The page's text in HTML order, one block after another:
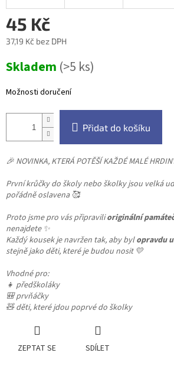
45 Kč
37,19 Kč bez DPH
cena:
Skladem (>5 ks)
Možnosti doručení
Přidat do košíku
🎉 NOVINKA, KTERÁ POTĚŠÍ KAŽDÉ MALÉ
První krůčky do školy nebo školky jsou velká
pořádně oslavena 🥰
Proto jsme pro vás připravili originální
nenajdete ✨
Každý kousek je navržen tak, aby byl opravdu
stejně jako děti, které je budou nosit 💛
Vhodné pro:
👧 předškoláky
🎒 prvňáčky
🧸 děti, které jdou poprvé do školky
ZEPTAT SE SDÍLET